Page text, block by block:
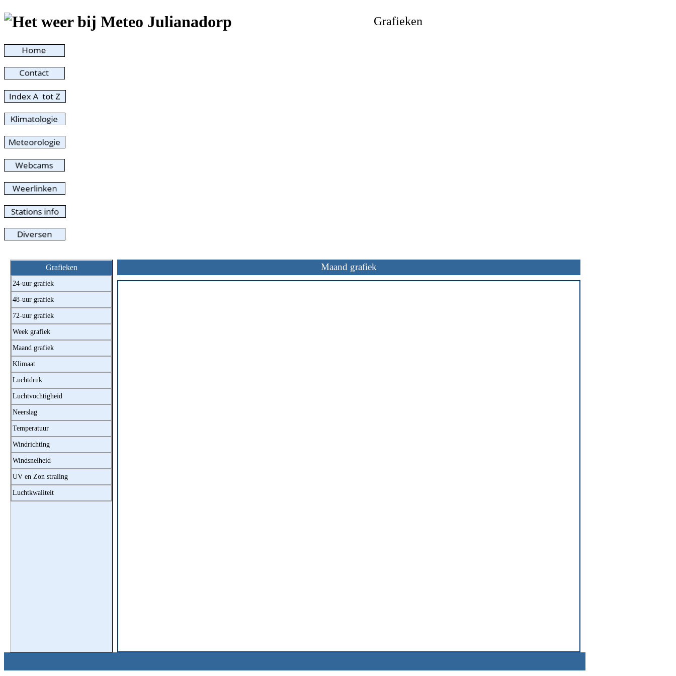
Grafieken
Grafieken
24-uur grafiek
48-uur grafiek
72-uur grafiek
Week grafiek
Maand grafiek
Klimaat
Luchtdruk
Luchtvochtigheid
Neerslag
Temperatuur
Windrichting
Windsnelheid
UV en Zon straling
Luchtkwaliteit
Maand grafiek